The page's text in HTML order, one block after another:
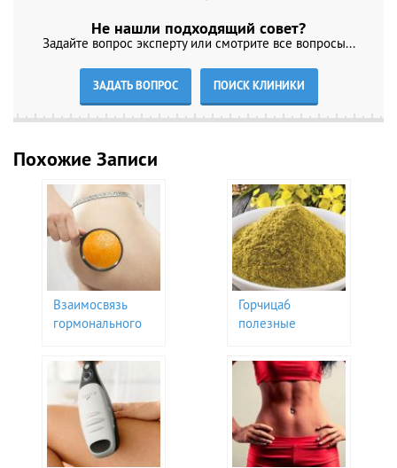
Не нашли подходящий совет?
Задайте вопрос эксперту или смотрите все вопросы...
ЗАДАТЬ ВОПРОС ПОИСК КЛИНИКИ
Похожие Записи
Взаимосвязь
гормонального
целлюлита
Горчица6
полезные
для борьбы с
целлюлитом